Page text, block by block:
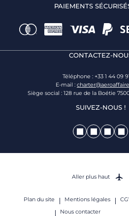
PAIEMENTS
CONTACTEZ-
Téléphone : +33 1 44 09
E-mail :
Siège social : 128 rue de la Boétie
SUIVEZ-NOUS !
Plan du site Mentions légales
Nous contacter
Aller plus haut